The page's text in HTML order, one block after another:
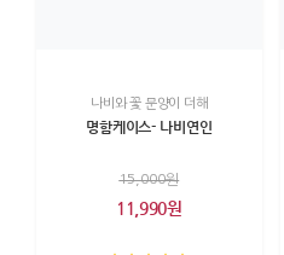
나비와 꽃 문양이 더해
명함케이스- 나비연인
15,000원
11,990원